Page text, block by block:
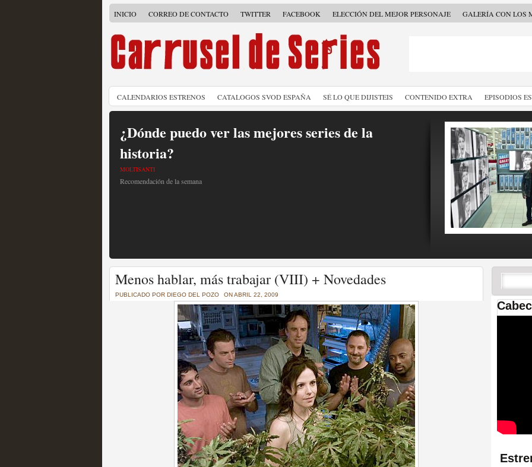
INICIO CORREO DE CONTACTO TWITTER FACEBOOK ELECCIÓN DEL MEJOR PERSONAJE GALERÍA CON LOS
CALENDARIOS ESTRENOS CATALOGOS SVOD ESPAÑA SÉ LO QUE DIJISTEIS CONTENIDO EXTRA EPISODIOS
¿Dónde puedo ver las mejores series de la
historia?
MOLTISANTI
Recomendación de la semana
Un recorrido por todas las temporadas de Game
of Thrones a través de sus mejores tráilers
Recomendación de la semana
La burbuja de los jugadores de la ficción
Menos hablar, más trabajar (VIII) + Novedades
PUBLICADO POR DIEGO DEL POZO ON ABRIL 22, 2009